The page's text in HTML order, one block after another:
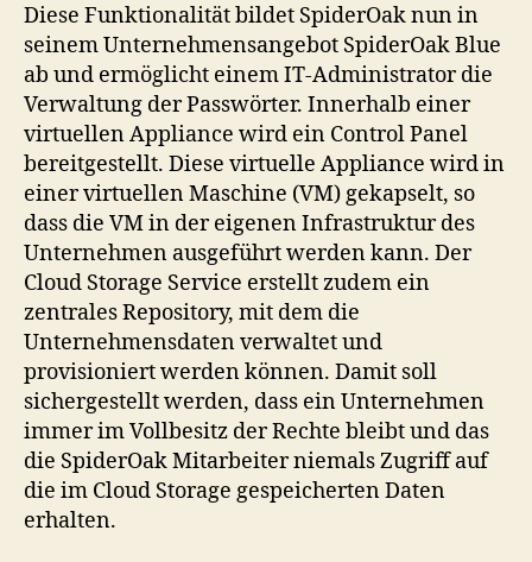
Diese Funktionalität bildet SpiderOak nun in
seinem Unternehmensangebot SpiderOak Blue
ab und ermöglicht einem IT-Administrator die
Verwaltung der Passwörter. Innerhalb einer
virtuellen Appliance wird ein Control Panel
bereitgestellt. Diese virtuelle Appliance wird in
einer virtuellen Maschine (VM) gekapselt, so
dass die VM in der eigenen Infrastruktur des
Unternehmen ausgeführt werden kann. Der
Cloud Storage Service erstellt zudem ein
zentrales Repository, mit dem die
Unternehmensdaten verwaltet und
provisioniert werden können. Damit soll
sichergestellt werden, dass ein Unternehmen
immer im Vollbesitz der Rechte bleibt und das
die SpiderOak Mitarbeiter niemals Zugriff auf
die im Cloud Storage gespeicherten Daten
erhalten.